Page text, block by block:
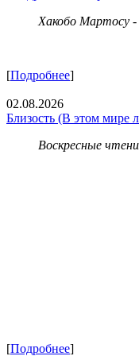
Хакобо Мартосу -
[Подробнее]
02.08.2026
Близость (В этом мире
Воскресные
[Подробнее]